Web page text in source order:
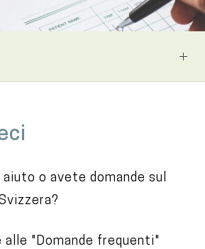
o avete domande sul
"Domande frequenti"